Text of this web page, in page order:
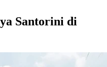
Santorini di